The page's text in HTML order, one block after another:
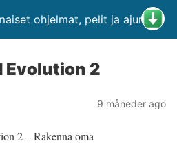
ohjelmat, pelit ja ajurit
Evolution 2
9 måneder ago
2 – Rakenna oma